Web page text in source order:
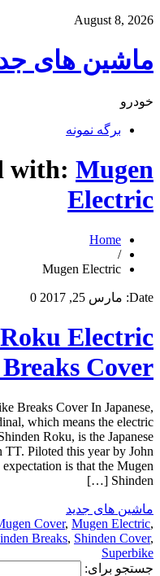
August 8, 2026
ماشین های
خودرو
برگه نمونه
with: Mugen
Electric
Home
/
Mugen Electric
Date: مارس 25, 2017 0
Electric
Cover
Breaks Cover In Japanese,
which means the electric
Roku, is the Japanese
Piloted this year by John
is that the Mugen
Shinden […]
ماشین های جدید
Cover, Mugen Electric,
Breaks, Shinden Cover,
Superbike
جستجو برای: